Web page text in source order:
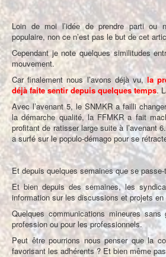
Loin de moi l’idée de prendre parti ou
populaire, non ce n’est pas le but de cet
Cependant je note quelques similitudes
mouvement.
Car finalement nous l’avons déjà vu,la
déjà faite sentir depuis quelques temps.
Avec l’avenant 5, le SNMKR a failli
la démarche qualité, la FFMKR a fait
profitant de ratisser large suite à l’avenant
a surfé sur le populo-démago pour se
Et depuis quelques semaines que se passe-
Et bien depuis des semaines, les
information sur les discussions et projets en
Quelques communications mineures sans
profession ou pour les professionnels.
Peut être pourrions nous penser que la
favorisant les adhérents ? Et bien même